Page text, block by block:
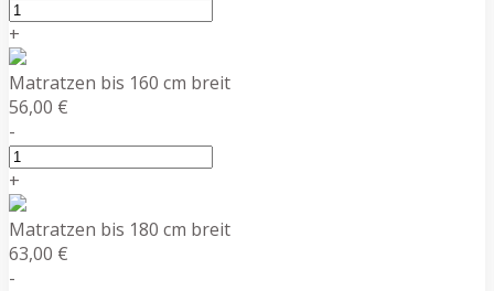
+
Matratzen bis 160 cm breit
56,00 €
-
+
Matratzen bis 180 cm breit
63,00 €
-